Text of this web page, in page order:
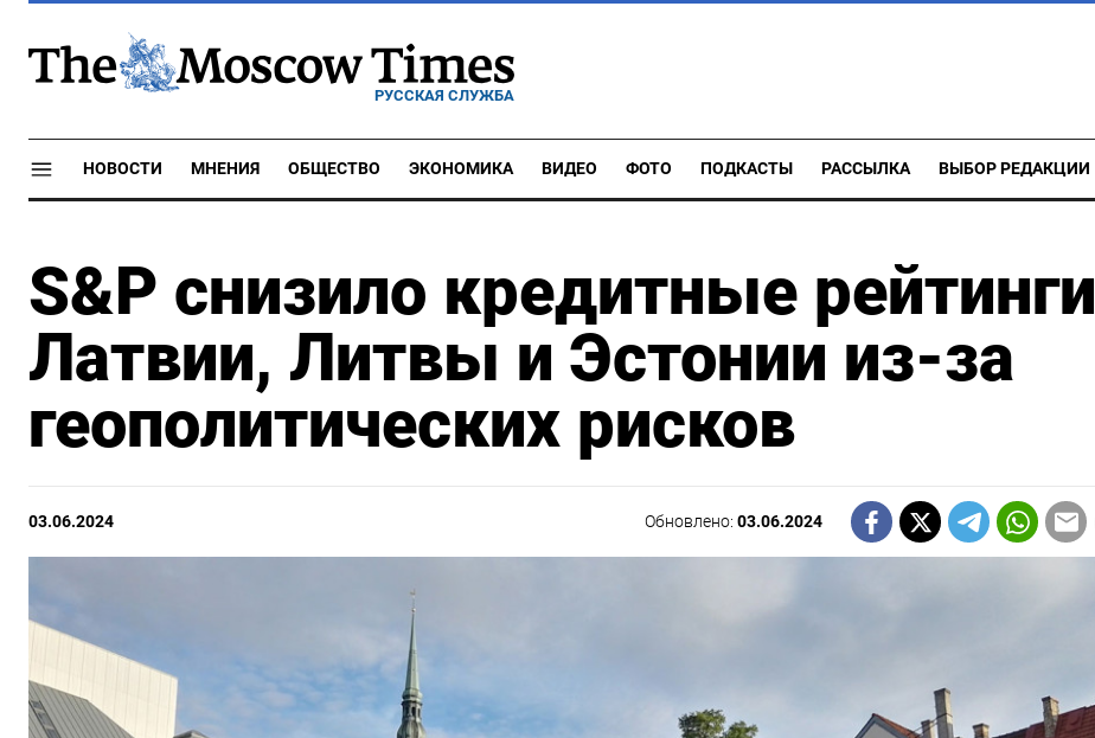
РУССКАЯ СЛУЖБА
НОВОСТИ МНЕНИЯ ОБЩЕСТВО ЭКОНОМИКА ВИДЕО ФОТО ПОДКАСТЫ РАССЫЛКА ВЫБОР РЕДАКЦИИ
S&P снизило кредитные рейтинги
Латвии, Литвы и Эстонии из-за
геополитических рисков
03.06.2024 Обновлено:03.06.2024